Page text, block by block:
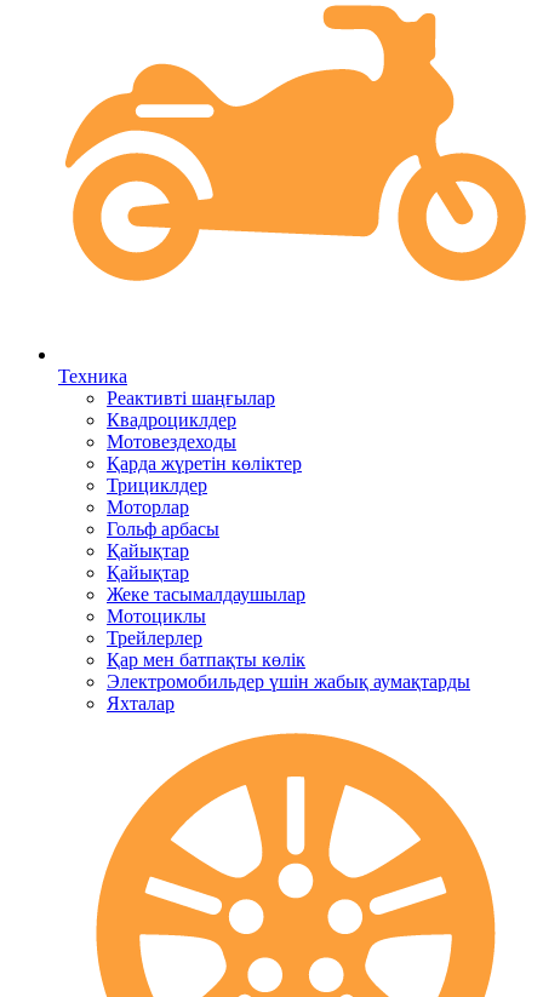
Техника
Реактивті шаңғылар
Квадроциклдер
Мотовездеходы
Қарда жүретін көліктер
Трициклдер
Моторлар
Гольф арбасы
Қайықтар
Қайықтар
Жеке тасымалдаушылар
Мотоциклы
Трейлерлер
Қар мен батпақты көлік
Электромобильдер үшін жабық аумақтарды
Яхталар